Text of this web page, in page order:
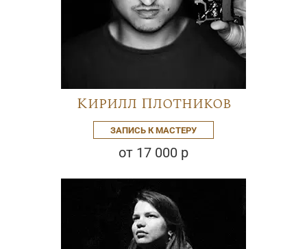
Кирилл Плотников
ЗАПИСЬ К МАСТЕРУ
от 17 000 р